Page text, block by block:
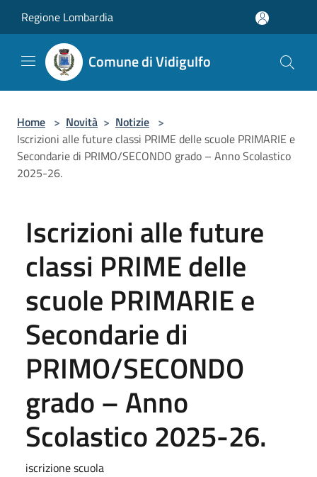
Regione Lombardia
Comune di Vidigulfo
Home > Novità > Notizie >
Iscrizioni alle future classi PRIME delle scuole PRIMARIE e
Secondarie di PRIMO/SECONDO grado – Anno Scolastico
2025-26.
Iscrizioni alle future
classi PRIME delle
scuole PRIMARIE e
Secondarie di
PRIMO/SECONDO
grado – Anno
Scolastico 2025-26.
iscrizione scuola